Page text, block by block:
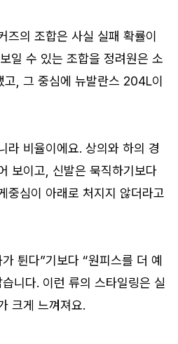
즈의 조합은 사실 실패 확률이
일 수 있는 조합을 정려원은 소
, 그 중심에 뉴발란스 204L이
라 비율이에요. 상의와 하의 경
보이고, 신발은 묵직하기보다
중심이 아래로 처지지 않더라고
튄다”기보다 “원피스를 더 예
니다. 이런 류의 스타일링은 실
크게 느껴져요.